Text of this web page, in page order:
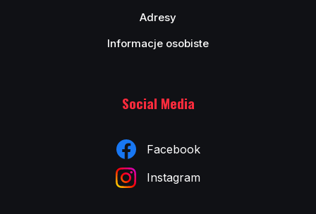
Adresy
Informacje osobiste
Social Media
Facebook
Instagram